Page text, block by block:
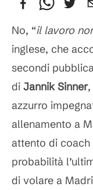
No, “il lavoro
inglese, che
secondi
di Jannik Sinner,
azzurro
allenamento a
attento di coach
probabilità
di volare a